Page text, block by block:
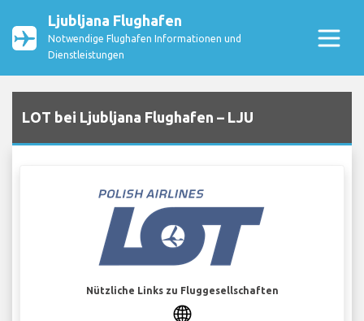
Ljubljana Flughafen
Notwendige Flughafen Informationen und
Dienstleistungen
LOT bei Ljubljana Flughafen – LJU
Nützliche Links zu Fluggesellschaften